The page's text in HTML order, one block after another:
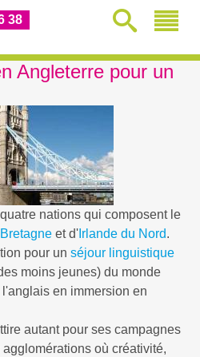
38
Angleterre pour un
nations qui composent le
et d' Irlande du Nord.
pour un séjour linguistique
moins jeunes) du monde
en immersion en
autant pour ses campagnes
où créativité,